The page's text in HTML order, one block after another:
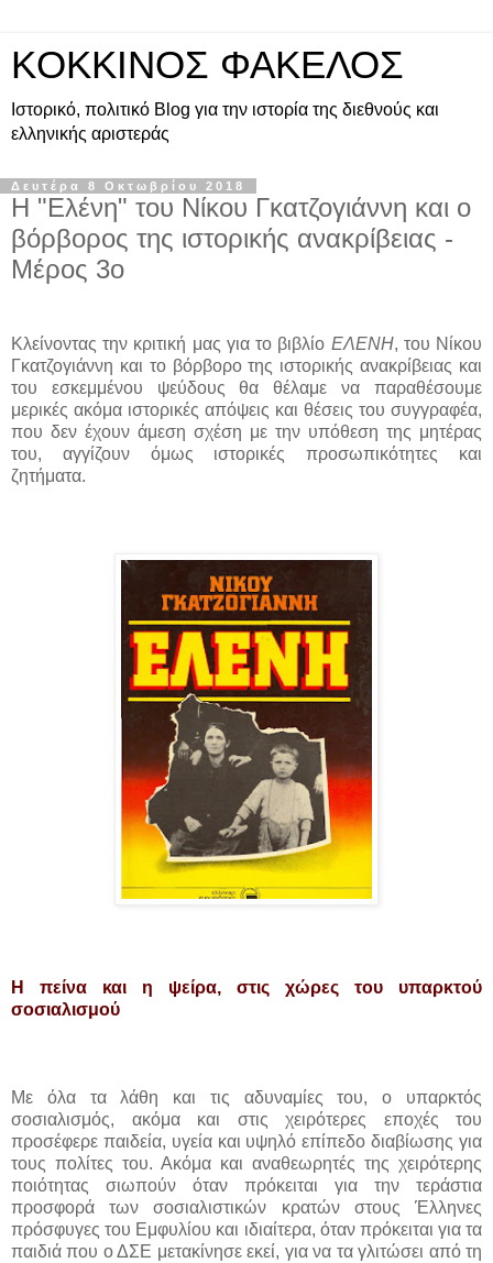
KOKKINOΣ ΦΑΚΕΛΟΣ
Ιστορικό, πολιτικό Blog για την ιστορία της διεθνούς και
ελληνικής αριστεράς
Δευτέρα 8 Οκτωβρίου 2018
Η "Ελένη" του Νίκου Γκατζογιάννη και ο
βόρβορος της ιστορικής ανακρίβειας -
Μέρος 3ο
Kλείνοντας την κριτική μας για το βιβλίο ΕΛΕΝΗ, του Νίκου
Γκατζογιάννη και το βόρβορο της ιστορικής ανακρίβειας και
του εσκεμμένου ψεύδους θα θέλαμε να παραθέσουμε
μερικές ακόμα ιστορικές απόψεις και θέσεις του συγγραφέα,
που δεν έχουν άμεση σχέση με την υπόθεση της μητέρας
του, αγγίζουν όμως ιστορικές προσωπικότητες και
ζητήματα.
Η πείνα και η ψείρα, στις χώρες του υπαρκτού
σοσιαλισμού
Με όλα τα λάθη και τις αδυναμίες του, ο υπαρκτός
σοσιαλισμός, ακόμα και στις χειρότερες εποχές του
προσέφερε παιδεία, υγεία και υψηλό επίπεδο διαβίωσης για
τους πολίτες του. Ακόμα και αναθεωρητές της χειρότερης
ποιότητας σιωπούν όταν πρόκειται για την τεράστια
προσφορά των σοσιαλιστικών κρατών στους Έλληνες
πρόσφυγες του Εμφυλίου και ιδιαίτερα, όταν πρόκειται για τα
παιδιά που ο ΔΣΕ μετακίνησε εκεί, για να τα γλιτώσει από τη